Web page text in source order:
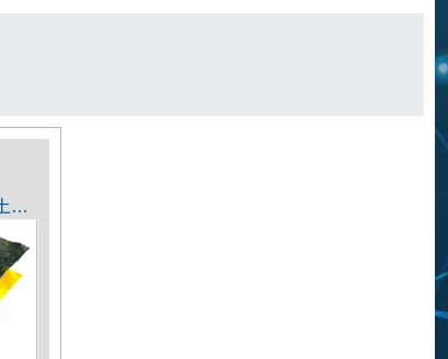
衛星立體像對：解決山區不安定土砂探勘難題的新利器